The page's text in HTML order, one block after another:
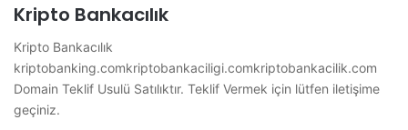
Kripto Bankacılık
Kripto Bankacılık
kriptobanking.comkriptobankaciligi.comkriptobankacilik.com
Domain Teklif Usulü Satılıktır. Teklif Vermek için lütfen iletişime
geçiniz.